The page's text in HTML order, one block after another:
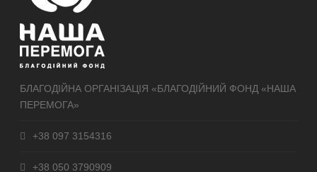
БЛАГОДІЙНА ОРГАНІЗАЦІЯ «БЛАГОДІЙНИЙ ФОНД «НАША
ПЕРЕМОГА»
+38 097 3154316
+38 050 3790909